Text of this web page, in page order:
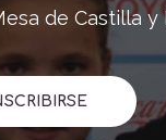
de Castilla y